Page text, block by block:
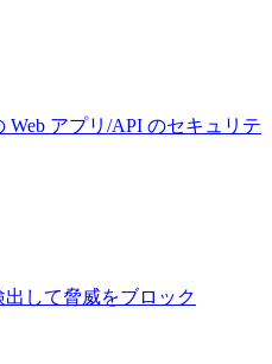
アプリ/API のセキュリテ
して脅威をブロック